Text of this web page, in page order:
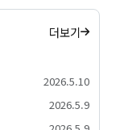
더보기
2026.5.10
2026.5.9